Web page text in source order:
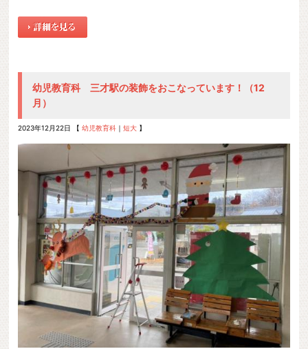
幼児教育科 三才駅の装飾をおこなっています！（12
月）
2023年12月22日 【幼児教育科 ｜短大 】